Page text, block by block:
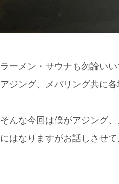
ラーメン・サウナも勿論い
アジング、メバリング共に
そんな今回は僕がアジング
にはなりますがお話しさせて